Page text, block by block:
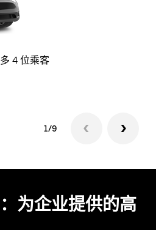
4 位乘客
1/9
为企业提供的高